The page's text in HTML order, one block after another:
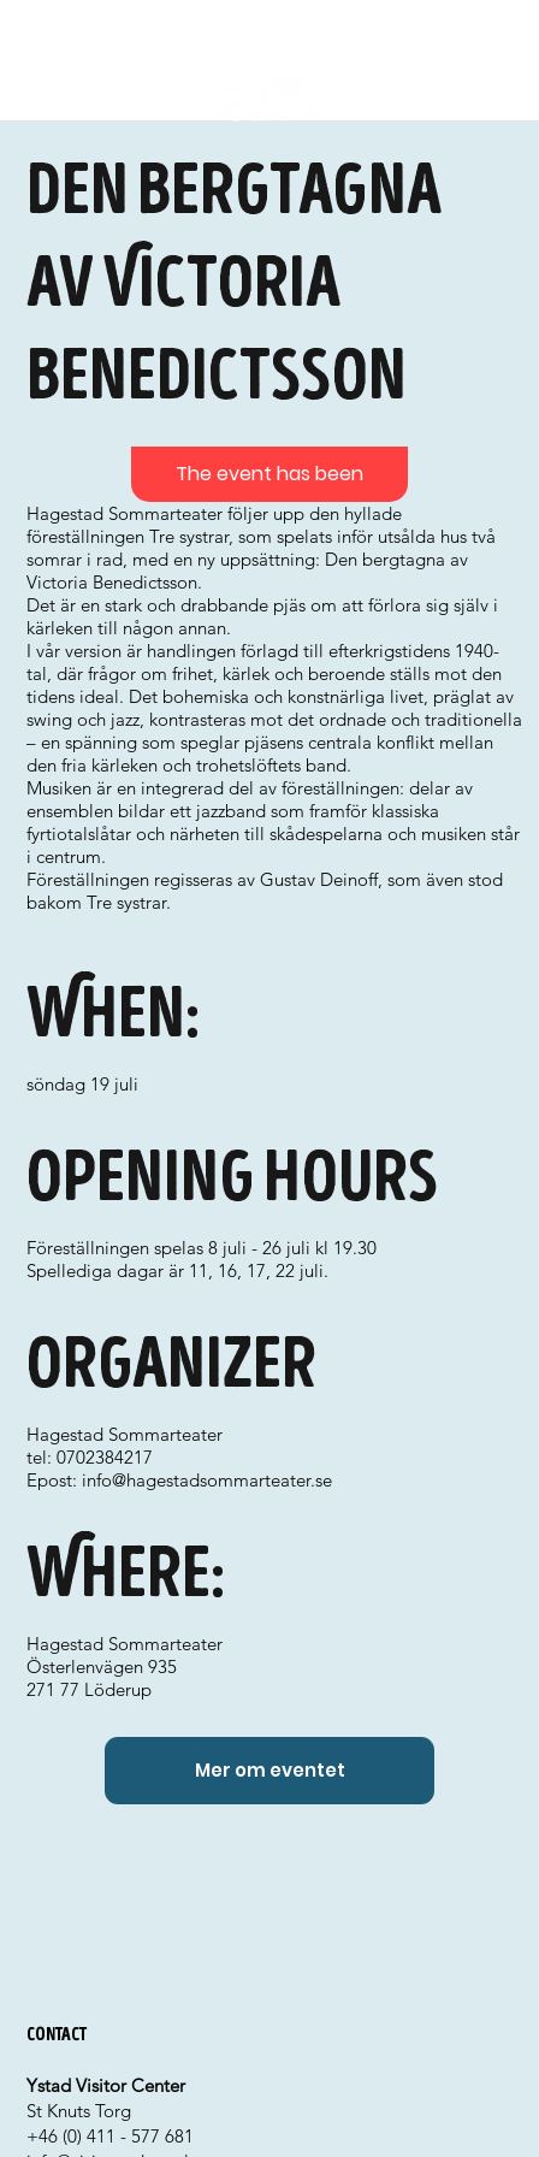
Den bergtagna
av Victoria
Benedictsson
Hagestad Sommarteater följer upp den hyllade
föreställningen Tre systrar, som spelats inför utsålda hus två
somrar i rad, med en ny uppsättning: Den bergtagna av
Victoria Benedictsson.
Det är en stark och drabbande pjäs om att förlora sig själv i
kärleken till någon annan.
I vår version är handlingen förlagd till efterkrigstidens 1940-
tal, där frågor om frihet, kärlek och beroende ställs mot den
tidens ideal. Det bohemiska och konstnärliga livet, präglat av
swing och jazz, kontrasteras mot det ordnade och traditionella
– en spänning som speglar pjäsens centrala konflikt mellan
den fria kärleken och trohetslöftets band.
Musiken är en integrerad del av föreställningen: delar av
ensemblen bildar ett jazzband som framför klassiska
fyrtiotalslåtar och närheten till skådespelarna och musiken står
i centrum.
Föreställningen regisseras av Gustav Deinoff, som även stod
bakom Tre systrar.
When:
söndag 19 juli
Where:
Organizer
Hagestad Sommarteater
tel: 0702384217
Epost: info@hagestadsommarteater.se
Hagestad Sommarteater
Österlenvägen 935
271 77 Löderup
Opening hours
Föreställningen spelas 8 juli - 26 juli kl 19.30
Spellediga dagar är 11, 16, 17, 22 juli.
Mer om eventet
The event has been
Contact
Ystad Visitor Center
St Knuts Torg
+46 (0) 411 - 577 681